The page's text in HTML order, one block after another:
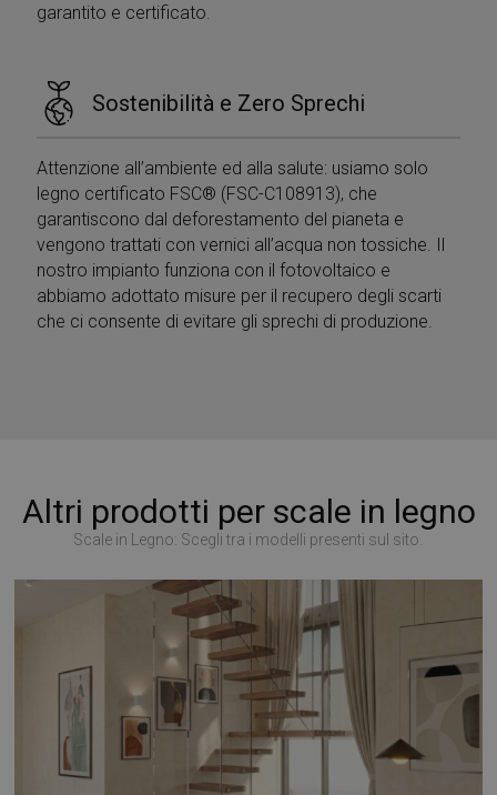
garantito e certificato.
Sostenibilità e Zero Sprechi
Attenzione all’ambiente ed alla salute: usiamo solo
legno certificato FSC® (FSC-C108913), che
garantiscono dal deforestamento del pianeta e
vengono trattati con vernici all’acqua non tossiche. Il
nostro impianto funziona con il fotovoltaico e
abbiamo adottato misure per il recupero degli scarti
che ci consente di evitare gli sprechi di produzione.
Altri prodotti per scale in legno
Scale in Legno: Scegli tra i modelli presenti sul sito.